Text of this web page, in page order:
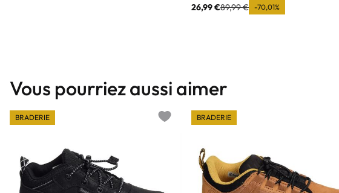
26,99 €89,99 € -70,01%
Vous pourriez aussi aimer
BRADERIE BRADERIE